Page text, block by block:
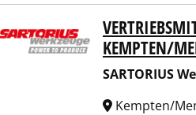
SARTORIUS Werkzeuge GmbH &
MPTEN/
SARTORIUS
Kempten/